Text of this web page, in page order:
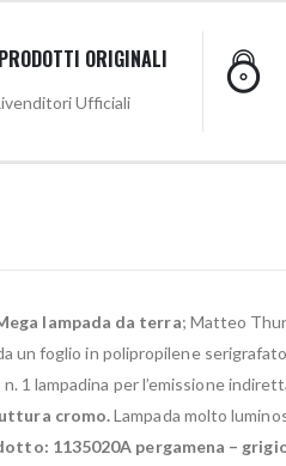
ORIGINALI
Ufficiali
lampada da terra; Matteo
un foglio in polipropilene
1 lampadina per l’emissione
cromo.Lampada molto
1135020A pergamena –